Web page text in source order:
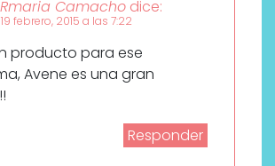
Rmaria Camacho dice:
19 febrero, 2015 a las 7:22
producto para ese
Avene es una gran
Responder